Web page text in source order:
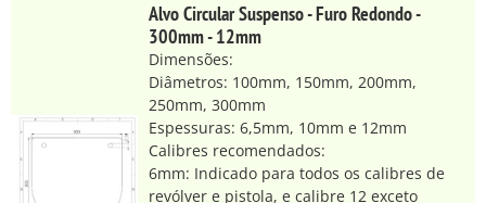
Alvo Circular Suspenso - Furo Redondo -
300mm - 12mm
Dimensões:
Diâmetros: 100mm, 150mm, 200mm,
250mm, 300mm
Espessuras: 6,5mm, 10mm e 12mm
Calibres recomendados:
6mm: Indicado para todos os calibres de
revólver e pistola, e calibre 12 exceto